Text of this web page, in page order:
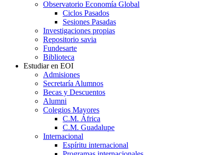
Observatorio Economía Global
Ciclos Pasados
Sesiones Pasadas
Investigaciones propias
Repositorio savia
Fundesarte
Biblioteca
Estudiar en EOI
Admisiones
Secretaría Alumnos
Becas y Descuentos
Alumni
Colegios Mayores
C.M. África
C.M. Guadalupe
Internacional
Espíritu internacional